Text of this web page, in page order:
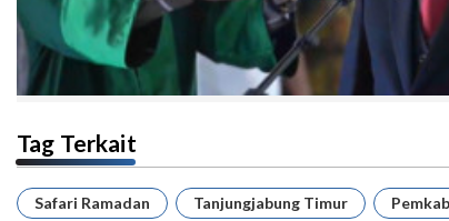
Tag Terkait
Safari Ramadan Tanjungjabung Timur